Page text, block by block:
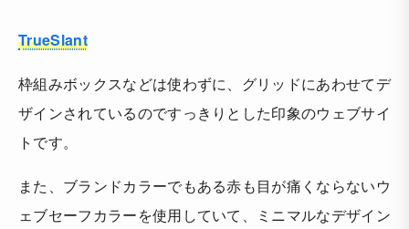
TrueSlant
枠組みボックスなどは使わずに、グリッドにあわせてデ
ザインされているのですっきりとした印象のウェブサイ
トです。
また、ブランドカラーでもある赤も目が痛くならないウ
ェブセーフカラーを使用していて、ミニマルなデザイン